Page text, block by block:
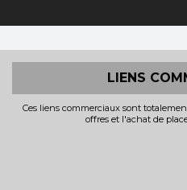
LIENS
Ces liens commerciaux sont
offres et l'achat de